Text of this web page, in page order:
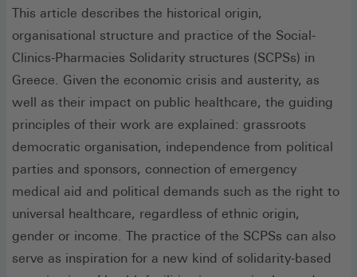
This article describes the historical origin,
organisational structure and practice of the Social-
Clinics-Pharmacies Solidarity structures (SCPSs) in
Greece. Given the economic crisis and austerity, as
well as their impact on public healthcare, the guiding
principles of their work are explained: grassroots
democratic organisation, independence from political
parties and sponsors, connection of emergency
medical aid and political demands such as the right to
universal healthcare, regardless of ethnic origin,
gender or income. The practice of the SCPSs can also
serve as inspiration for a new kind of solidarity-based